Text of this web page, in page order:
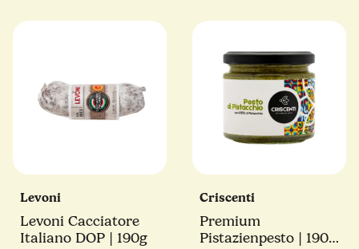
Levoni
Levoni Cacciatore
Italiano DOP | 190g
Criscenti
Premium
Pistazienpesto | 190g |